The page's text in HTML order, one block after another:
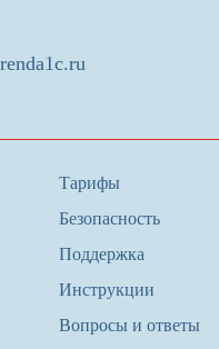
Тарифы
Безопасность
Поддержка
Инструкции
Вопросы и ответы